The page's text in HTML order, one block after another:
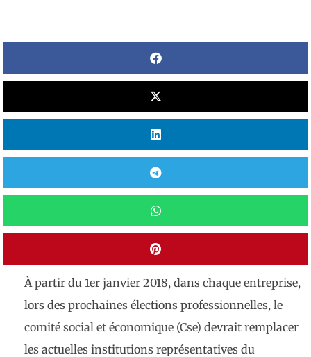
À partir du 1er janvier 2018, dans chaque entreprise,
lors des prochaines élections professionnelles, le
comité social et économique (Cse) devrait remplacer
les actuelles institutions représentatives du